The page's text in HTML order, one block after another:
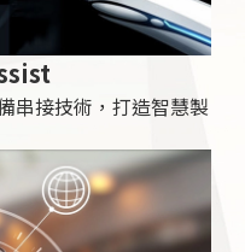
串接技術，打造智慧製